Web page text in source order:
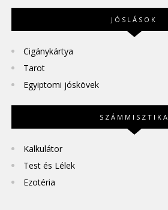
JÓSLÁSOK
Cigánykártya
Tarot
Egyiptomi jóskövek
SZÁMMISZTIKA
Kalkulátor
Test és Lélek
Ezotéria